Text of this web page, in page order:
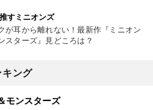
すミニオンズ
が耳から離れない！最新作『ミニオン
スターズ』見どころは？
キング
モンスターズ